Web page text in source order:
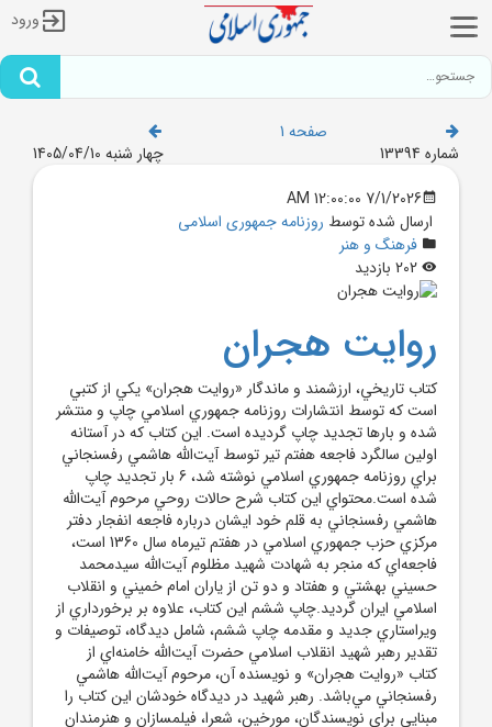
ورود
صفحه 1
شماره 13394
چهار شنبه 1405/04/10
7/1/2026 12:00:00 AM
ارسال شده توسط روزنامه جمهوری اسلامی
فرهنگ و هنر
روايت هجران
کتاب تاريخي، ارزشمند و ماندگار «روايت هجران» يکي از کتبي
است که توسط انتشارات روزنامه جمهوري اسلامي چاپ و منتشر
شده و بارها تجديد چاپ گرديده است. اين کتاب که در آستانه
اولين سالگرد فاجعه هفتم تير توسط آيت‌الله هاشمي رفسنجاني
براي روزنامه جمهوري اسلامي نوشته شد، 6 بار تجديد چاپ
شده است.محتواي اين کتاب شرح حالات روحي مرحوم آيت‌الله
هاشمي رفسنجاني به قلم خود ايشان درباره فاجعه انفجار دفتر
مرکزي حزب جمهوري اسلامي در هفتم تيرماه سال 1360 است،
فاجعه‌اي که منجر به شهادت شهيد مظلوم آيت‌الله سيدمحمد
حسيني بهشتي و هفتاد و دو تن از ياران امام خميني و انقلاب
اسلامي ايران گرديد.چاپ ششم اين کتاب، علاوه بر برخورداري از
ويراستاري جديد و مقدمه چاپ ششم، شامل ديدگاه، توصيفات و
تقدير رهبر شهيد انقلاب اسلامي حضرت آيت‌الله خامنه‌اي از
کتاب «روايت هجران» و نويسنده آن، مرحوم آيت‌الله هاشمي
رفسنجاني مي‌باشد. رهبر شهيد در ديدگاه خودشان اين کتاب را
مبنايي براي نويسندگان، مورخين، شعرا، فيلمسازان و هنرمندان